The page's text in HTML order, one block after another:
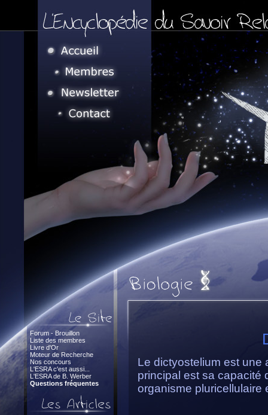
Forum - Brouillon
Liste des membres
Livre d'Or
Moteur de Recherche
Nos concours
L'ESRA c'est aussi...
L'ESRA de B. Werber
Questions fréquentes
Le dictyostelium est une
principal est sa capacité
organisme pluricellulaire